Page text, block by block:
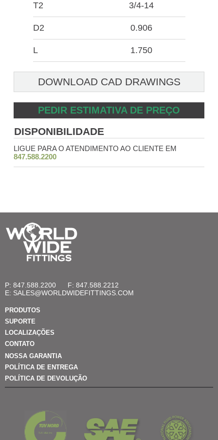
T2 3/4-14
D2 0.906
L 1.750
DOWNLOAD CAD DRAWINGS
PEDIR ESTIMATIVA DE PREÇO
DISPONIBILIDADE
LIGUE PARA O ATENDIMENTO AO CLIENTE EM
847.588.2200
P: 847.588.2200
F: 847.588.2212
E: SALES@WORLDWIDEFITTINGS.COM
PRODUTOS
SUPORTE
LOCALIZAÇÕES
CONTATO
NOSSA GARANTIA
POLÍTICA DE ENTREGA
POLÍTICA DE DEVOLUÇÃO